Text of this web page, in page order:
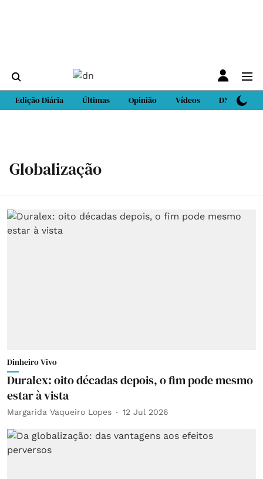
Edição Diária Últimas Opinião Vídeos DN Sport
Globalização
Dinheiro Vivo
Duralex: oito décadas depois, o fim pode mesmo
estar à vista
Margarida Vaqueiro Lopes 12 Jul 2026